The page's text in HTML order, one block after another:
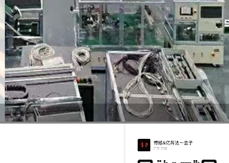
微信二维码